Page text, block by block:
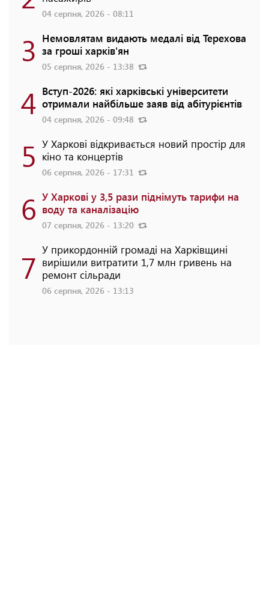
04 серпня, 2026 - 08:11
3 Немовлятам видають медалі від Терехова
за гроші харків'ян
05 серпня, 2026 - 13:38
4 Вступ-2026: які харківські університети
отримали найбільше заяв від абітурієнтів
04 серпня, 2026 - 09:48
5 У Харкові відкривається новий простір для
кіно та концертів
06 серпня, 2026 - 17:31
6 У Харкові у 3,5 рази піднімуть тарифи на
воду та каналізацію
07 серпня, 2026 - 13:20
7 У прикордонній громаді на Харківщині
вирішили витратити 1,7 млн гривень на
ремонт сільради
06 серпня, 2026 - 13:13